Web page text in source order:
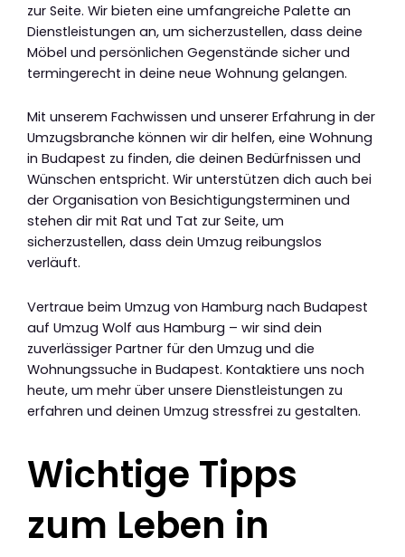
zur Seite. Wir bieten eine umfangreiche Palette an
Dienstleistungen an, um sicherzustellen, dass deine
Möbel und persönlichen Gegenstände sicher und
termingerecht in deine neue Wohnung gelangen.
Mit unserem Fachwissen und unserer Erfahrung in der
Umzugsbranche können wir dir helfen, eine Wohnung
in Budapest zu finden, die deinen Bedürfnissen und
Wünschen entspricht. Wir unterstützen dich auch bei
der Organisation von Besichtigungsterminen und
stehen dir mit Rat und Tat zur Seite, um
sicherzustellen, dass dein Umzug reibungslos
verläuft.
Vertraue beim Umzug von Hamburg nach Budapest
auf Umzug Wolf aus Hamburg – wir sind dein
zuverlässiger Partner für den Umzug und die
Wohnungssuche in Budapest. Kontaktiere uns noch
heute, um mehr über unsere Dienstleistungen zu
erfahren und deinen Umzug stressfrei zu gestalten.
Wichtige Tipps
zum Leben in